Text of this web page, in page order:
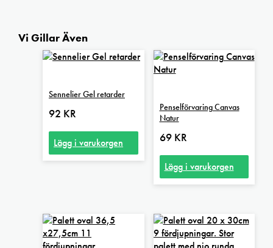
Vi Gillar Även
Sennelier Gel retarder
92 KR
Lägg i varukorgen
Penselförvaring Canvas
Natur
69 KR
Lägg i varukorgen